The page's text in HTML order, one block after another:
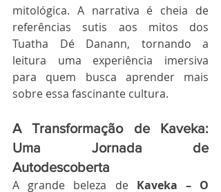
mitológica. A narrativa é cheia de
referências sutis aos mitos dos
Tuatha Dé Danann, tornando a
leitura uma experiência imersiva
para quem busca aprender mais
sobre essa fascinante cultura.
A Transformação de Kaveka:
Uma Jornada de
Autodescoberta
A grande beleza de Kaveka – O